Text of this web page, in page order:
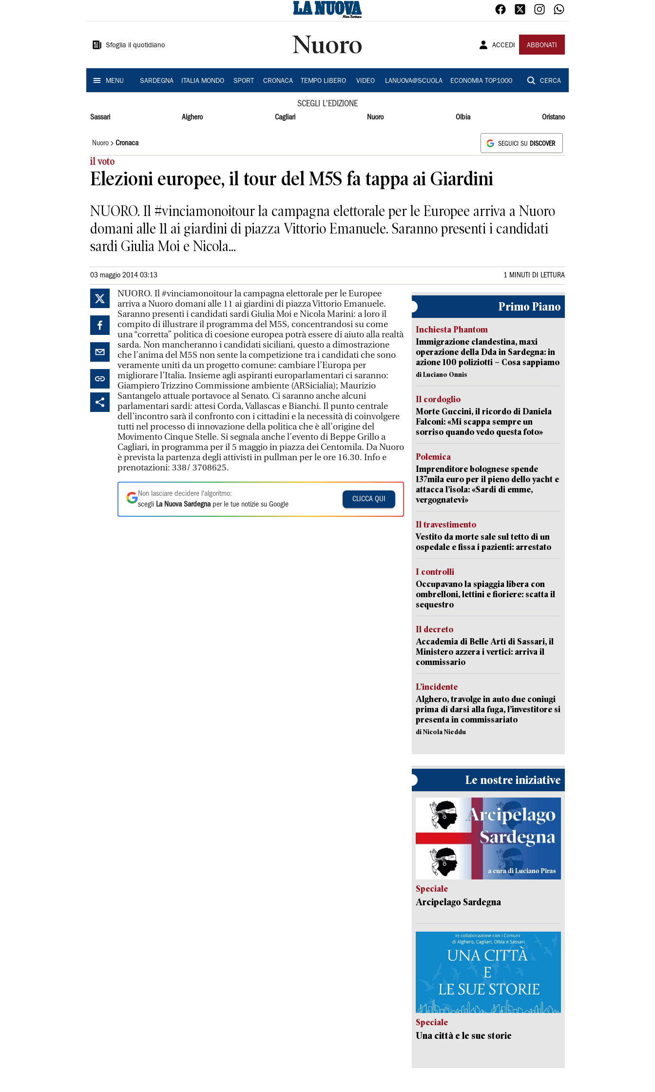
Sardegna
Sfoglia il quotidiano Nuoro ACCEDI ABBONATI
MENU SARDEGNA ITALIA MONDO SPORT CRONACA TEMPO LIBERO VIDEO LANUOVA@SCUOLA ECONOMIA TOP1000 CERCA
SCEGLI L'EDIZIONE
Sassari Alghero Cagliari Nuoro Olbia Oristano
Nuoro Cronaca SEGUICI SU DISCOVER
il voto
Elezioni europee, il tour del M5S fa tappa ai Giardini
NUORO. Il #vinciamonoitour la campagna elettorale per le Europee arriva a Nuoro
domani alle 11 ai giardini di piazza Vittorio Emanuele. Saranno presenti i candidati
sardi Giulia Moi e Nicola...
03 maggio 2014 03:13 1 MINUTI DI LETTURA
NUORO. Il #vinciamonoitour la campagna elettorale per le Europee
arriva a Nuoro domani alle 11 ai giardini di piazza Vittorio Emanuele.
Saranno presenti i candidati sardi Giulia Moi e Nicola Marini: a loro il
compito di illustrare il programma del M5S, concentrandosi su come
una “corretta” politica di coesione europea potrà essere di aiuto alla realtà
sarda. Non mancheranno i candidati siciliani, questo a dimostrazione
che l’anima del M5S non sente la competizione tra i candidati che sono
veramente uniti da un progetto comune: cambiare l’Europa per
migliorare l’Italia. Insieme agli aspiranti europarlamentari ci saranno:
Giampiero Trizzino Commissione ambiente (ARSicialia); Maurizio
Santangelo attuale portavoce al Senato. Ci saranno anche alcuni
parlamentari sardi: attesi Corda, Vallascas e Bianchi. Il punto centrale
dell’incontro sarà il confronto con i cittadini e la necessità di coinvolgere
tutti nel processo di innovazione della politica che è all’origine del
Movimento Cinque Stelle. Si segnala anche l’evento di Beppe Grillo a
Cagliari, in programma per il 5 maggio in piazza dei Centomila. Da Nuoro
è prevista la partenza degli attivisti in pullman per le ore 16.30. Info e
prenotazioni: 338/ 3708625.
Non lasciare decidere l'algoritmo:
scegli La Nuova Sardegna per le tue notizie su Google
CLICCA QUI
Primo Piano
Inchiesta Phantom
Immigrazione clandestina, maxi
operazione della Dda in Sardegna: in
azione 100 poliziotti – Cosa sappiamo
di Luciano Onnis
Il cordoglio
Morte Guccini, il ricordo di Daniela
Falconi: «Mi scappa sempre un
sorriso quando vedo questa foto»
Polemica
Imprenditore bolognese spende
137mila euro per il pieno dello yacht e
attacca l’isola: «Sardi di emme,
vergognatevi»
Il travestimento
Vestito da morte sale sul tetto di un
ospedale e fissa i pazienti: arrestato
I controlli
Occupavano la spiaggia libera con
ombrelloni, lettini e fioriere: scatta il
sequestro
Il decreto
Accademia di Belle Arti di Sassari, il
Ministero azzera i vertici: arriva il
commissario
L’incidente
Alghero, travolge in auto due coniugi
prima di darsi alla fuga, l’investitore si
presenta in commissariato
di Nicola Nieddu
Le nostre iniziative
Speciale
Arcipelago Sardegna
Speciale
Una città e le sue storie